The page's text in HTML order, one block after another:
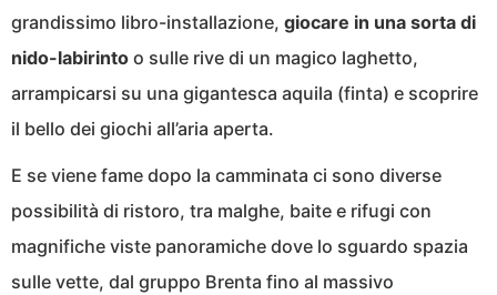
grandissimo libro-installazione, giocare in una sorta di
nido-labirinto o sulle rive di un magico laghetto,
arrampicarsi su una gigantesca aquila (finta) e scoprire
il bello dei giochi all’aria aperta.
E se viene fame dopo la camminata ci sono diverse
possibilità di ristoro, tra malghe, baite e rifugi con
magnifiche viste panoramiche dove lo sguardo spazia
sulle vette, dal gruppo Brenta fino al massivo